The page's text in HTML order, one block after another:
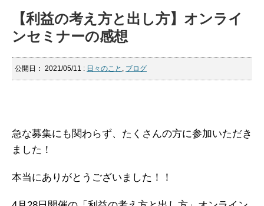
松野恵介のブログ
会社概要
スケジュール
【利益の考え方と出し方】オンライ
ンセミナーの感想
公開日： 2021/05/11 : 日々のこと , ブログ
急な募集にも関わらず、たくさんの方に参加いただき
ました！
本当にありがとうございました！！